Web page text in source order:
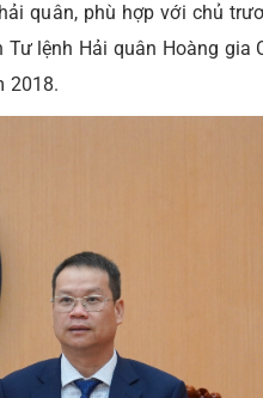
quân, phù hợp với chủ
lệnh Hải quân Hoàng gia
2018.